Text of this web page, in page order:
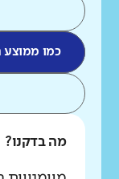
כמו ממוצע
מה בדקנו?